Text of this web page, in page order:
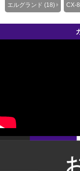
エルグランド (18) CX-